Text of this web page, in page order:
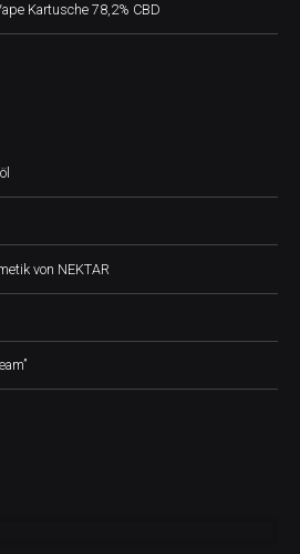
Kartusche 78,2% CBD
von NEKTAR